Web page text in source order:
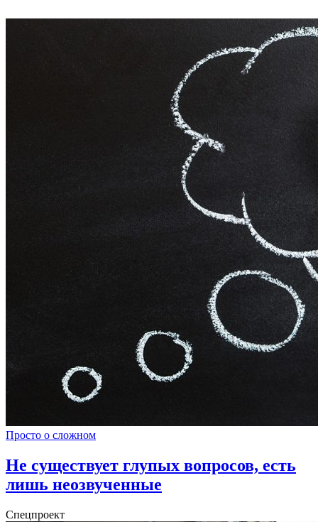
Просто о сложном
Не существует глупых вопросов, есть
лишь неозвученные
Спецпроект